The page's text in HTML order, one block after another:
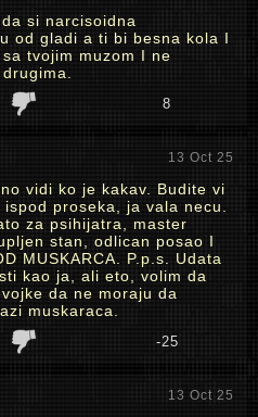
si narcisoidna
od gladi a ti bi besna kola I
tvojim muzom I ne
8
13 Oct 25
vidi ko je kakav. Budite vi
proseka, ja vala necu.
za psihijatra, master
stan, odlican posao I
MUSKARCA. P.p.s. Udata
kao ja, ali eto, volim da
da ne moraju da
muskaraca.
-25
13 Oct 25